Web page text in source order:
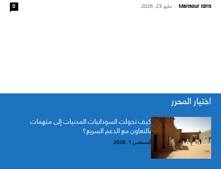
Mansour Idris
- مايو 23, 2026 0
اختيار المحرر
كيف تحولت السودانيات المدنيات إلى متهمات
بالتعاون مع الدعم السريع؟
أغسطس 1, 2026